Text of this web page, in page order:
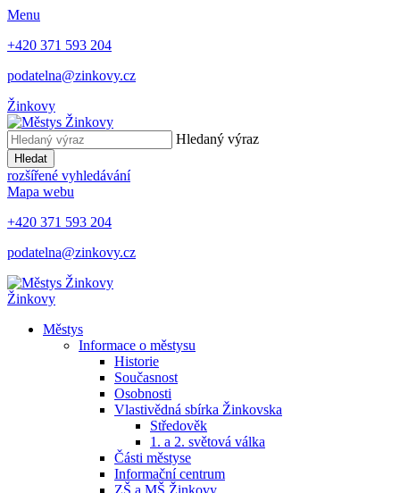
Menu
+420 371 593 204
podatelna@zinkovy.cz
Žinkovy
Hledaný výraz
Hledat
rozšířené vyhledávání
Mapa webu
+420 371 593 204
podatelna@zinkovy.cz
Žinkovy
Městys
Informace o městysu
Historie
Současnost
Osobnosti
Vlastivědná sbírka Žinkovska
Středověk
1. a 2. světová válka
Části městyse
Informační centrum
ZŠ a MŠ Žinkovy